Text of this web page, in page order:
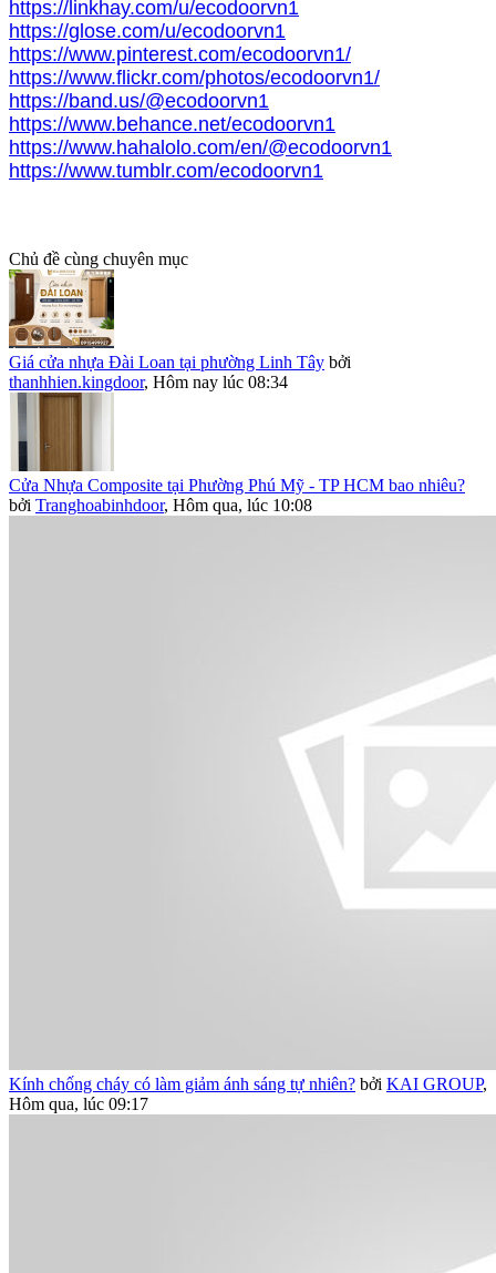
https://linkhay.com/u/ecodoorvn1
https://glose.com/u/ecodoorvn1
https://www.pinterest.com/ecodoorvn1/
https://www.flickr.com/photos/ecodoorvn1/
https://band.us/@ecodoorvn1
https://www.behance.net/ecodoorvn1
https://www.hahalolo.com/en/@ecodoorvn1
https://www.tumblr.com/ecodoorvn1
Chủ đề cùng chuyên mục
Giá cửa nhựa Đài Loan tại phường Linh Tây bởi
thanhhien.kingdoor, Hôm nay lúc 08:34
Cửa Nhựa Composite tại Phường Phú Mỹ - TP HCM bao nhiêu?
bởi Tranghoabinhdoor, Hôm qua, lúc 10:08
Kính chống cháy có làm giảm ánh sáng tự nhiên? bởi KAI GROUP,
Hôm qua, lúc 09:17